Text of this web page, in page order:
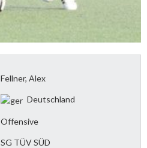
Fellner, Alex
Deutschland
Offensive
SG TÜV SÜD